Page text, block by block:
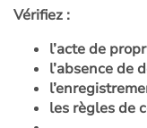
Vérifiez :
l’acte de
l’absence de
les règles de